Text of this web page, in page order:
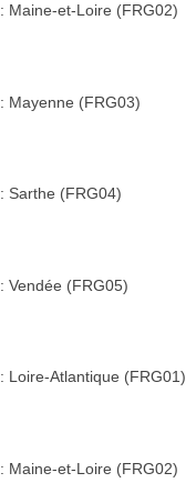
: Maine-et-Loire (FRG02)
: Mayenne (FRG03)
: Sarthe (FRG04)
:Vendée (FRG05)
: Loire-Atlantique (FRG01)
: Maine-et-Loire (FRG02)